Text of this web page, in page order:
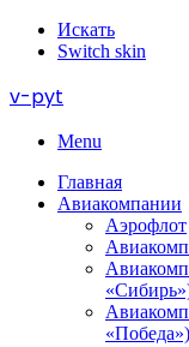
Искать
Switch skin
v-pyt
Menu
Главная
Авиакомпании
Аэрофлот
«Победа»)